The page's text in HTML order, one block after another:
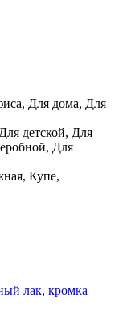
Для дома, Для
детской, Для
Для
Купе,
лак, кромка